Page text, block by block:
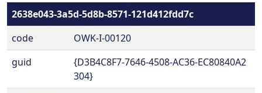
2638e043-3a5d-5d8b-8571-121d412fdd7c
code
OWK-I-00120
guid
{D3B4C8F7-7646-4508-AC36-EC80840A2
304}